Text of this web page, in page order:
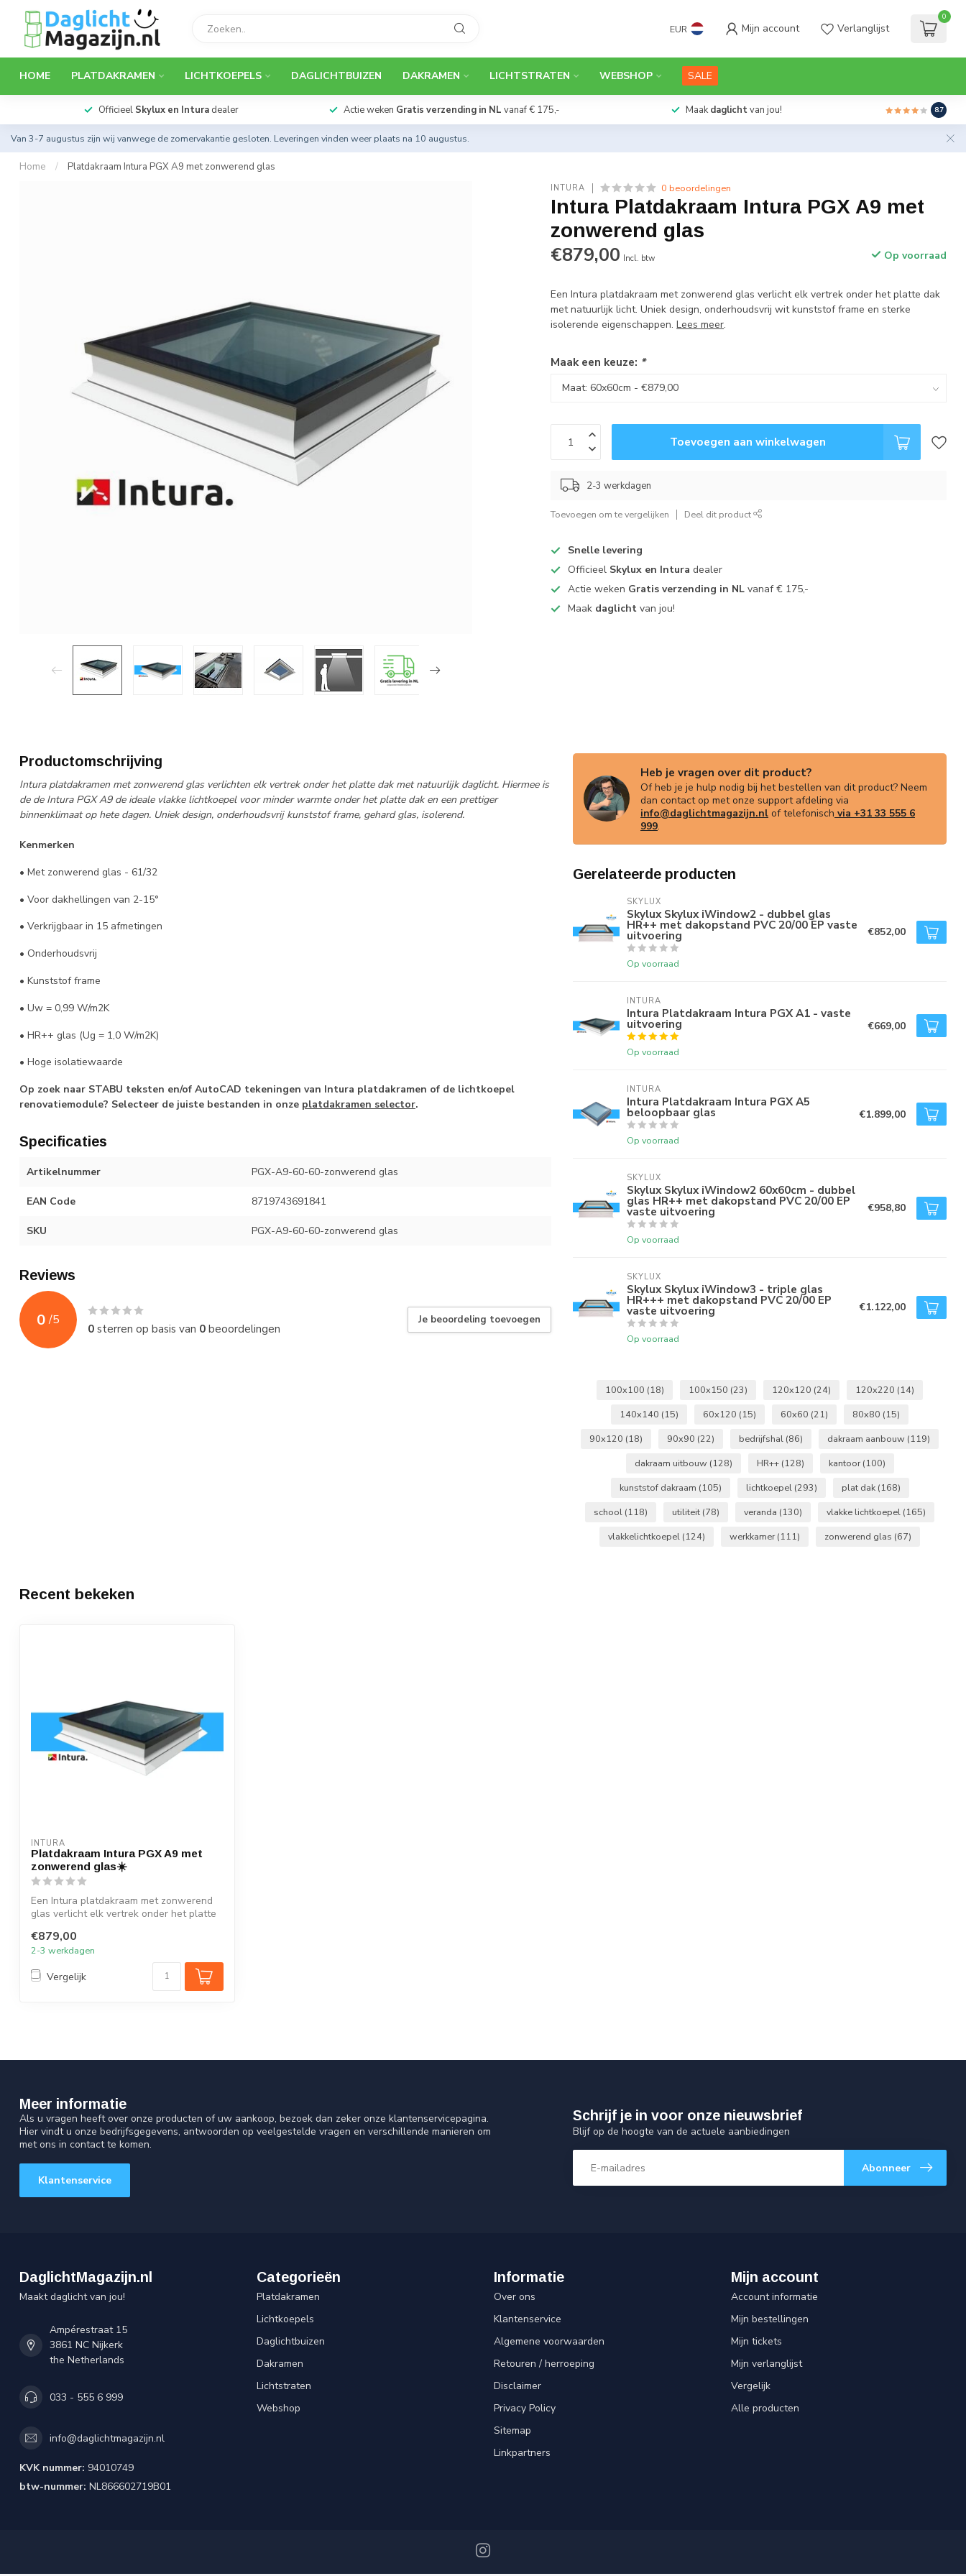
EUR Mijn account Verlanglijst
0
HOME PLATDAKRAMEN LICHTKOEPELS DAGLICHTBUIZEN DAKRAMEN LICHTSTRATEN WEBSHOP SALE
Officieel Skylux en Intura dealer Actie weken Gratis verzending in NL vanaf € 175,- Maakdaglichtvan jou! 8.7
Van 3-7 augustus zijn wij vanwege de zomervakantie gesloten. Leveringen vinden weer plaats na 10 augustus.
Home / Platdakraam Intura PGX A9 met zonwerend glas
INTURA 0 beoordelingen
Intura Platdakraam Intura PGX A9 met
zonwerend glas
€879,00 Incl. btw Op voorraad
Een Intura platdakraam met zonwerend glas verlicht elk vertrek onder het platte dak
met natuurlijk licht. Uniek design, onderhoudsvrij wit kunststof frame en sterke
isolerende eigenschappen.Lees meer.
Maak een keuze: *
Toevoegen aan winkelwagen
2-3 werkdagen
Toevoegen om te vergelijken Deel dit product
Snelle levering
Officieel Skylux en Intura dealer
Actie weken Gratis verzending in NL vanaf € 175,-
Maak daglicht van jou!
Productomschrijving
Intura platdakramen met zonwerend glas verlichten elk vertrek onder het platte dak met natuurlijk daglicht. Hiermee is
de de Intura PGX A9 de ideale vlakke lichtkoepel voor minder warmte onder het platte dak en een prettiger
binnenklimaat op hete dagen. Uniek design, onderhoudsvrij kunststof frame, gehard glas, isolerend.
Kenmerken
• Met zonwerend glas - 61/32
• Voor dakhellingen van 2-15°
• Verkrijgbaar in 15 afmetingen
• Onderhoudsvrij
• Kunststof frame
• Uw = 0,99 W/m2K
• HR++ glas (Ug = 1,0 W/m2K)
• Hoge isolatiewaarde
Op zoek naar STABU teksten en/of AutoCAD tekeningen van Intura platdakramen of de lichtkoepel
renovatiemodule? Selecteer de juiste bestanden in onze platdakramen selector.
Specificaties
Artikelnummer PGX-A9-60-60-zonwerend glas
EAN Code 8719743691841
SKU PGX-A9-60-60-zonwerend glas
Reviews
0 /5
0sterren op basis van 0beoordelingen
Je beoordeling toevoegen
Heb je vragen over dit product?
Of heb je je hulp nodig bij het bestellen van dit product? Neem
dan contact op met onze support afdeling via
info@daglichtmagazijn.nl of telefonisch via +31 33 555 6
999.
Gerelateerde producten
SKYLUX
Skylux Skylux iWindow2 - dubbel glas
HR++ met dakopstand PVC 20/00 EP vaste
uitvoering
Op voorraad
€852,00
INTURA
Intura Platdakraam Intura PGX A1 - vaste
uitvoering
Op voorraad
€669,00
INTURA
Intura Platdakraam Intura PGX A5
beloopbaar glas
Op voorraad
€1.899,00
SKYLUX
Skylux Skylux iWindow2 60x60cm - dubbel
glas HR++ met dakopstand PVC 20/00 EP
vaste uitvoering
Op voorraad
€958,80
SKYLUX
Skylux Skylux iWindow3 - triple glas
HR+++ met dakopstand PVC 20/00 EP
vaste uitvoering
Op voorraad
€1.122,00
100x100 (18) 100x150 (23) 120x120 (24) 120x220 (14)
140x140 (15) 60x120 (15) 60x60 (21) 80x80 (15)
90x120 (18) 90x90 (22) bedrijfshal (86) dakraam aanbouw (119)
dakraam uitbouw (128) HR++ (128) kantoor (100)
kunststof dakraam (105) lichtkoepel (293) plat dak (168)
school (118) utiliteit (78) veranda (130) vlakke lichtkoepel (165)
vlakkelichtkoepel (124) werkkamer (111) zonwerend glas (67)
Recent bekeken
INTURA
Platdakraam Intura PGX A9 met
zonwerend glas☀️
Een Intura platdakraam met zonwerend
glas verlicht elk vertrek onder het platte
€879,00
2-3 werkdagen
Vergelijk
Meer informatie
Als u vragen heeft over onze producten of uw aankoop, bezoek dan zeker onze klantenservicepagina.
Hier vindt u onze bedrijfsgegevens, antwoorden op veelgestelde vragen en verschillende manieren om
met ons in contact te komen.
Klantenservice
Schrijf je in voor onze nieuwsbrief
Blijf op de hoogte van de actuele aanbiedingen
Abonneer
DaglichtMagazijn.nl
Maakt daglicht van jou!
Ampérestraat 15
3861 NC Nijkerk
the Netherlands
033 - 555 6 999
info@daglichtmagazijn.nl
KVK nummer: 94010749
btw-nummer: NL866602719B01
Categorieën
Platdakramen
Lichtkoepels
Daglichtbuizen
Dakramen
Lichtstraten
Webshop
Informatie
Over ons
Klantenservice
Algemene voorwaarden
Retouren / herroeping
Disclaimer
Privacy Policy
Sitemap
Linkpartners
Mijn account
Account informatie
Mijn bestellingen
Mijn tickets
Mijn verlanglijst
Vergelijk
Alle producten